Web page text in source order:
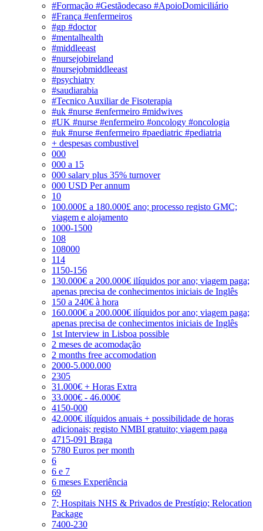
#Formação #Gestãodecaso #ApoioDomiciliário
#França #enfermeiros
#gp #doctor
#mentalhealth
#middleeast
#nursejobireland
#nursejobmiddleeast
#psychiatry
#saudiarabia
#Tecnico Auxiliar de Fisoterapia
#uk #nurse #enfermeiro #midwives
#UK #nurse #enfermeiro #oncology #oncologia
#uk #nurse #enfermeiro #paediatric #pediatria
+ despesas combustivel
000
000 a 15
000 salary plus 35% turnover
000 USD Per annum
10
100.000£ a 180.000£ ano; processo registo GMC;
viagem e alojamento
1000-1500
108
108000
114
1150-156
130.000€ a 200.000€ ilíquidos por ano; viagem paga;
apenas precisa de conhecimentos iniciais de Inglês
150 a 240€ à hora
160.000€ a 200.000€ ilíquidos por ano; viagem paga;
apenas precisa de conhecimentos iniciais de Inglês
1st Interview in Lisboa possible
2 meses de acomodação
2 months free accomodation
2000-5.000.000
2305
31.000€ + Horas Extra
33.000€ - 46.000€
4150-000
42.000€ ilíquidos anuais + possibilidade de horas
adicionais; registo NMBI gratuito; viagem paga
4715-091 Braga
5780 Euros per month
6
6 e 7
6 meses Experiência
69
7; Hospitais NHS & Privados de Prestígio; Relocation
Package
7400-230